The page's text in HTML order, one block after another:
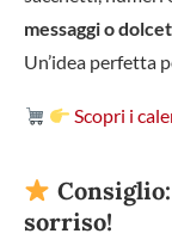
messaggi o
Un’idea perfetta
Scopri i
sorriso!